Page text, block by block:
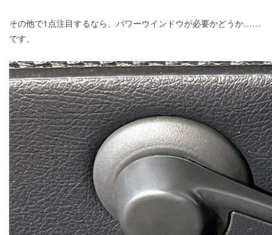
その他で1点注目するなら、パワーウインドウが必要かどうか……
です。